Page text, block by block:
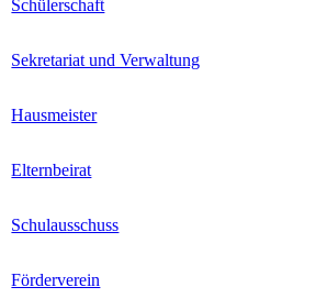
Schülerschaft
Sekretariat und Verwaltung
Hausmeister
Elternbeirat
Schulausschuss
Förderverein